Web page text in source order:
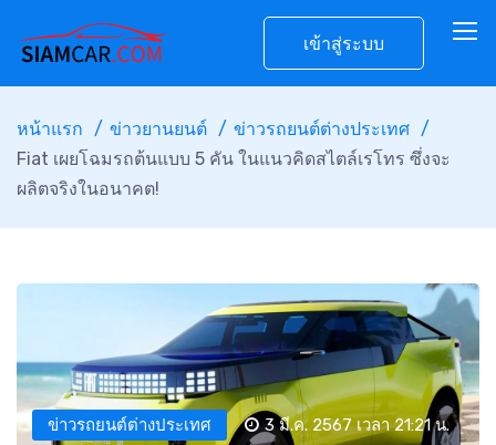
เข้าสู่ระบบ
หน้าแรก ข่าวยานยนต์
ข่าวรถยนต์ต่างประเทศ
Fiat เผยโฉมรถต้นแบบ 5 คัน ในแนวคิดสไตล์เรโทร ซึ่งจะ
ผลิตจริงในอนาคต!
ข่าวรถยนต์ต่างประเทศ 3 มี.ค. 2567 เวลา 21:21 น.